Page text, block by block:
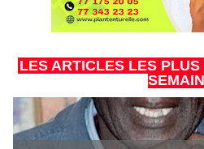
LES ARTICLES LES